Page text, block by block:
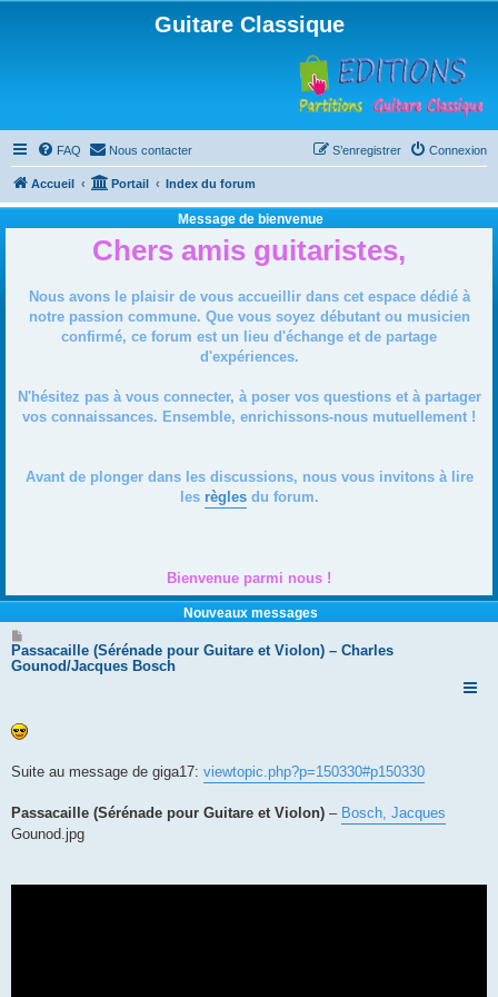
Guitare Classique
FAQ Nous contacter Connexion
S’enregistrer
Accueil Portail Index du forum
Message de bienvenue
Chers amis guitaristes,
Nous avons le plaisir de vous accueillir dans cet espace dédié à
notre passion commune. Que vous soyez débutant ou musicien
confirmé, ce forum est un lieu d'échange et de partage
d'expériences.
N'hésitez pas à vous connecter, à poser vos questions et à partager
vos connaissances. Ensemble, enrichissons-nous mutuellement !
Avant de plonger dans les discussions, nous vous invitons à lire
les règlesdu forum.
Bienvenue parmi nous !
Nouveaux messages
e
s
e
Passacaille (Sérénade pour Guitare et Violon) – Charles
Gounod/Jacques Bosch
Suite au message de giga17: viewtopic.php?p=150330#p150330
Passacaille (Sérénade pour Guitare et Violon) – Bosch, Jacques
Gounod.jpg